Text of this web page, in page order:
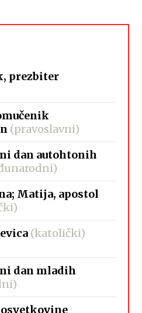
prezbiter
(pravoslavni)
dan autohtonih
Matija, apostol
(katolički)
dan mladih